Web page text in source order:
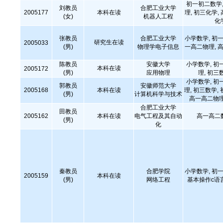
2005177
刘教员
(女)
本科在读
合肥工业大学
机器人工程
初一初二数
理, 初三化学,
化
2005033
张教员
(男)
研究生在读
合肥工业大学
物理学电子信息
小学数学, 初
一高二物理,
2005172
陈教员
(男)
本科在读
安徽大学
应用物理
小学数学, 初
理, 初三
2005168
郭教员
(男)
本科在读
安徽师范大学
计算机科学与技术
小学数学, 初
理, 初三数学,
高一高二物
2005162
田教员
(男)
本科在读
合肥工业大学
电气工程及其自动
化
高一高二
2005159
秦教员
(男)
本科在读
合肥学院
网络工程
小学数学, 初
基本操作c语